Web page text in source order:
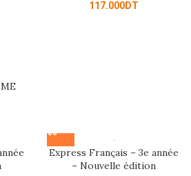
117.000DT
Express Français – 3e année
– Nouvelle édition